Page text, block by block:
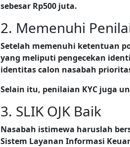
sebesar Rp500 juta.
2. Memenuhi
Setelah memenuhi ketentuan
yang meliputi pengecekan
identitas calon nasabah
Selain itu, penilaian KYC juga
3. SLIK OJK Baik
Nasabah istimewa haruslah
Sistem Layanan Informasi